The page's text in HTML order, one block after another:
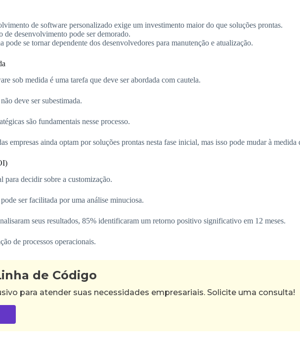
de software personalizado exige um investimento maior do que soluções prontas.
de desenvolvimento pode ser demorado.
pode se tornar dependente dos desenvolvedores para manutenção e atualização.
sob medida é uma tarefa que deve ser abordada com cautela.
deve ser subestimada.
são fundamentais nesse processo.
empresas ainda optam por soluções prontas nesta fase inicial, mas isso pode mudar à medida
para decidir sobre a customização.
ser facilitada por uma análise minuciosa.
seus resultados, 85% identificaram um retorno positivo significativo em 12 meses.
de processos operacionais.
de Código
para atender suas necessidades empresariais. Solicite uma consulta!